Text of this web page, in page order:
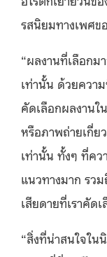
รสนิยมทางเพศข
“ผลงานที่เลือกม
เท่านั้น ด้วยควา
คัดเลือกผลงานใ
หรือภาพถ่ายเกี่ย
เท่านั้น ทั้งๆ ที่คว
แนวทางมาก รว
เสียดายที่เราคัด
“สิ่งที่น่าสนใจใน